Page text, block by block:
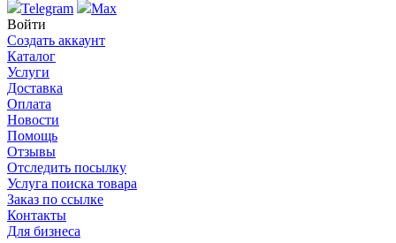
Telegram
Max
Войти
Создать аккаунт
Каталог
Услуги
Доставка
Оплата
Новости
Помощь
Отзывы
Отследить посылку
Услуга поиска товара
Заказ по ссылке
Контакты
Для бизнеса